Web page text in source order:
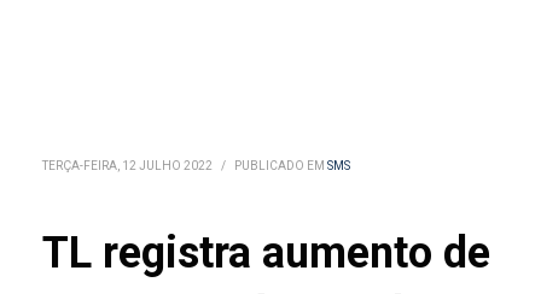
TERÇA-FEIRA, 12 JULHO 2022 / PUBLICADO EM SMS
TL registra aumento de